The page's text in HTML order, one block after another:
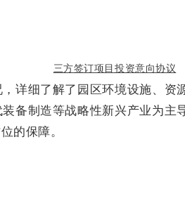
三方签订项目投资意向协议
详细了解了园区环境设施、
备制造等战略性新兴产业为
的保障。